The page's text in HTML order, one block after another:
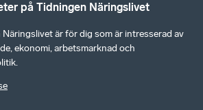
på Tidningen Näringslivet
är för dig som är intresserad av
ekonomi, arbetsmarknad och